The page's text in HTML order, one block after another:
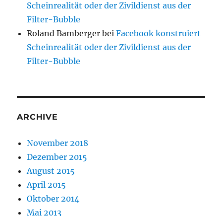
Scheinrealität oder der Zivildienst aus der
Filter-Bubble
Roland Bamberger beiFacebook konstruiert
Scheinrealität oder der Zivildienst aus der
Filter-Bubble
ARCHIVE
November 2018
Dezember 2015
August 2015
April 2015
Oktober 2014
Mai 2013